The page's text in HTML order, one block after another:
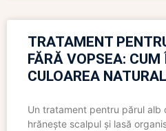
TRATAMENT
FĂRĂ VOPSEA: CUM
CULOAREA
Un tratament pentru părul alb
hrănește scalpul și lasă